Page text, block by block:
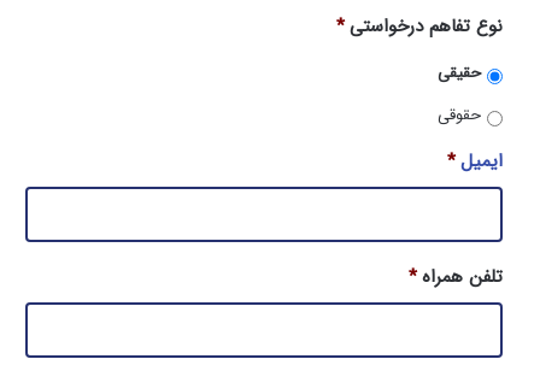
نوع تفاهم درخواستی*
حقیقی
حقوقی
ایمیل*
تلفن همراه*